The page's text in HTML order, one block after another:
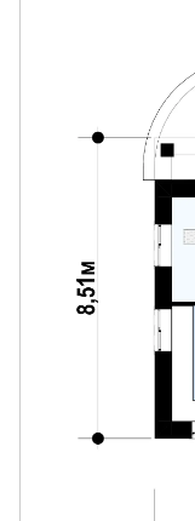
гарантируют
освещение
большое
стороны
более
санузлы,
облегчат
канализации
по вкусу